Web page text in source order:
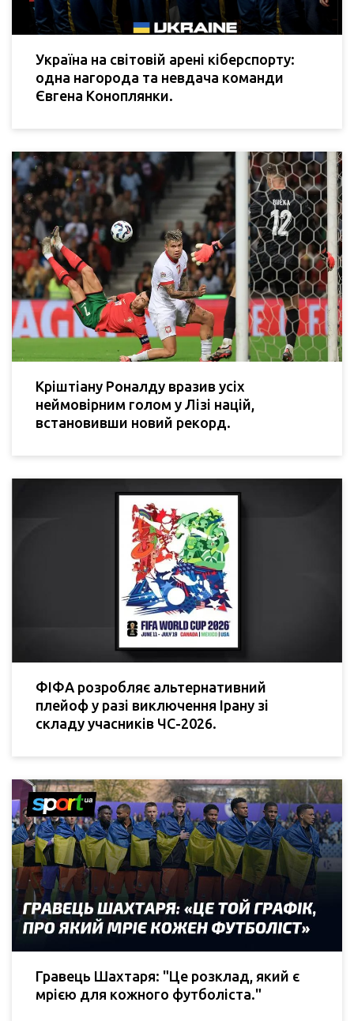
Україна на світовій арені кіберспорту:
одна нагорода та невдача команди
Євгена Коноплянки.
Кріштіану Роналду вразив усіх
неймовірним голом у Лізі націй,
встановивши новий рекорд.
ФІФА розробляє альтернативний
плейоф у разі виключення Ірану зі
складу учасників ЧС-2026.
Гравець Шахтаря: "Це розклад, який є
мрією для кожного футболіста."